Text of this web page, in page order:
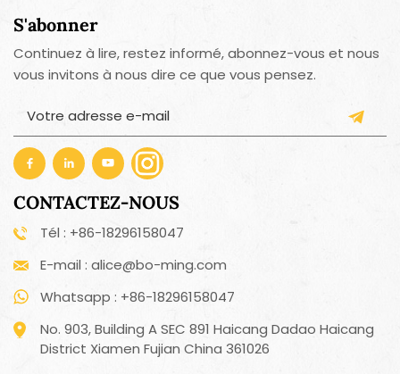
S'abonner
Continuez à lire, restez informé, abonnez-vous et nous
vous invitons à nous dire ce que vous pensez.
CONTACTEZ-NOUS
Tél : +86-18296158047
E-mail : alice@bo-ming.com
Whatsapp : +86-18296158047
No. 903, Building A SEC 891 Haicang Dadao Haicang
District Xiamen Fujian China 361026